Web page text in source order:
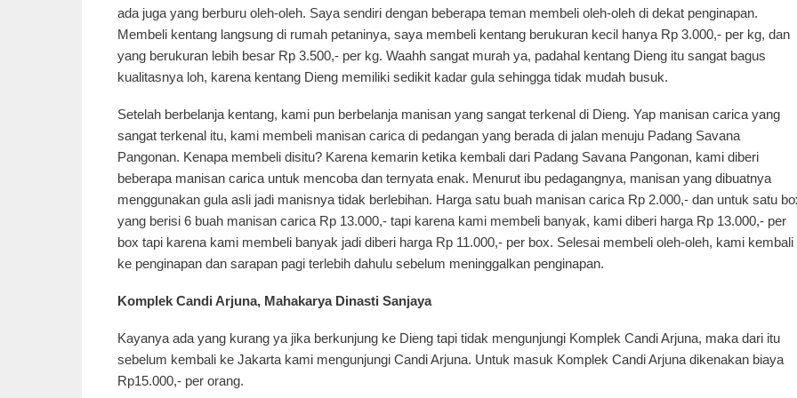
ada juga yang berburu oleh-oleh. Saya sendiri dengan beberapa teman membeli oleh-oleh di dekat penginapan.
Membeli kentang langsung di rumah petaninya, saya membeli kentang berukuran kecil hanya Rp 3.000,- per kg, dan
yang berukuran lebih besar Rp 3.500,- per kg. Waahh sangat murah ya, padahal kentang Dieng itu sangat bagus
kualitasnya loh, karena kentang Dieng memiliki sedikit kadar gula sehingga tidak mudah busuk.
Setelah berbelanja kentang, kami pun berbelanja manisan yang sangat terkenal di Dieng. Yap manisan carica yang
sangat terkenal itu, kami membeli manisan carica di pedangan yang berada di jalan menuju Padang Savana
Pangonan. Kenapa membeli disitu? Karena kemarin ketika kembali dari Padang Savana Pangonan, kami diberi
beberapa manisan carica untuk mencoba dan ternyata enak. Menurut ibu pedagangnya, manisan yang dibuatnya
menggunakan gula asli jadi manisnya tidak berlebihan. Harga satu buah manisan carica Rp 2.000,- dan untuk satu
yang berisi 6 buah manisan carica Rp 13.000,- tapi karena kami membeli banyak, kami diberi harga Rp 13.000,- per
box tapi karena kami membeli banyak jadi diberi harga Rp 11.000,- per box. Selesai membeli oleh-oleh, kami kembali
ke penginapan dan sarapan pagi terlebih dahulu sebelum meninggalkan penginapan.
Komplek Candi Arjuna, Mahakarya Dinasti Sanjaya
Kayanya ada yang kurang ya jika berkunjung ke Dieng tapi tidak mengunjungi Komplek Candi Arjuna, maka dari itu
sebelum kembali ke Jakarta kami mengunjungi Candi Arjuna. Untuk masuk Komplek Candi Arjuna dikenakan biaya
Rp15.000,- per orang.